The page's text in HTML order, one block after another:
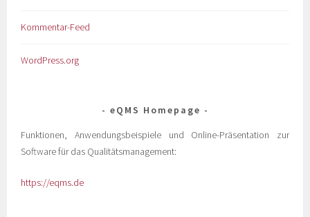
Kommentar-Feed
WordPress.org
eQMS Homepage
Funktionen, Anwendungsbeispiele und Online-Präsentation zur
Software für das Qualitätsmanagement:
https://eqms.de